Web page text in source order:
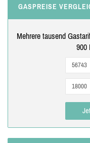
GASPREISE
Mehrere tausend
900